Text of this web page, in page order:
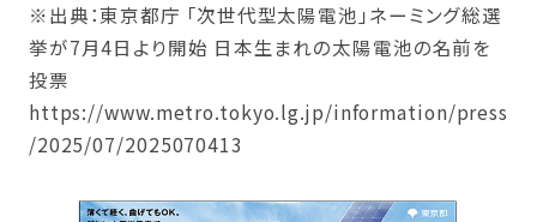
※出典：東京都庁 「次世代型太陽電池」ネーミング総選
挙が7月4日より開始 日本生まれの太陽電池の名前を
投票
https://www.metro.tokyo.lg.jp/information/press
/2025/07/2025070413